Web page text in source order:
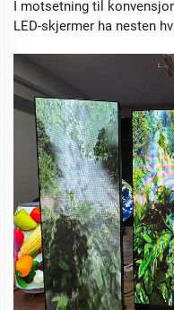
I motsetning til
LED-skjermer ha nesten
spesialtilpassede
til uglemmelige visuelle